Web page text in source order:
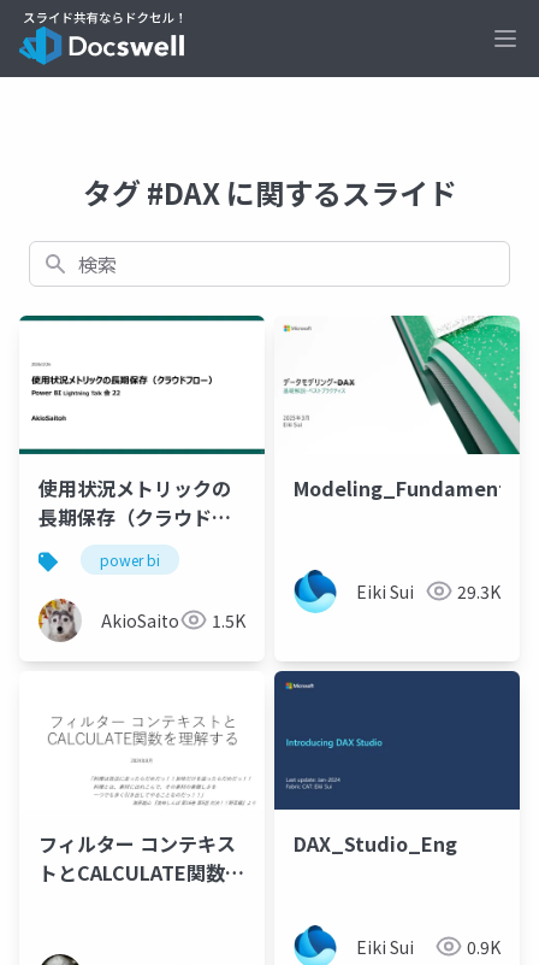
タグ #DAX に関するスライド
検索
使用状況メトリックの
長期保存（クラウドフ
ロー）power bi
AkioSaitoh 1.5K
Modeling_Fundamentals
Eiki Sui 29.3K
フィルター コンテキス
トとCALCULATE関数を
DAX_Studio_Eng
Eiki Sui 0.9K